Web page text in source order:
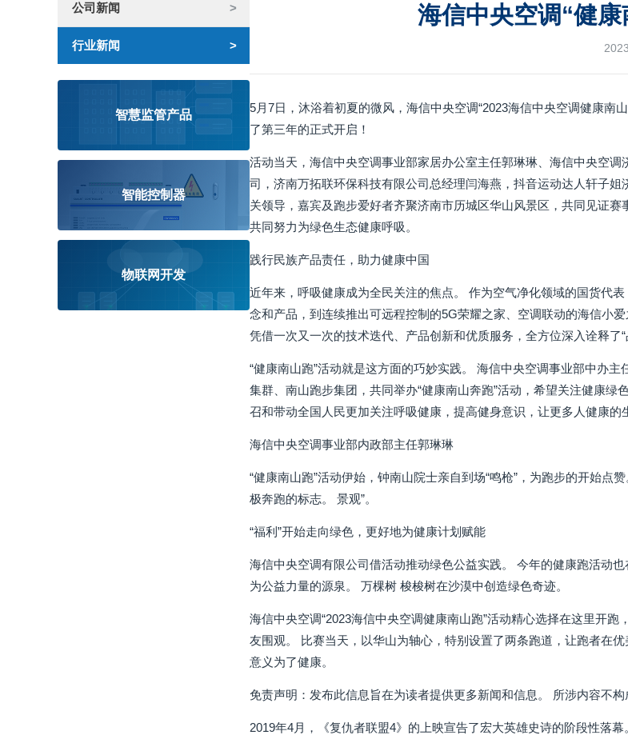
公司新闻
行业新闻
智慧监管产品
智能控制器
物联网开发
海信中央空调“健
5月7日，沐浴着初夏的微风，海信中央空调“2023海信中央空调健康南
了第三年的正式开启！
活动当天，海信中央空调事业部家居办公室主任郭琳琳、海信中央空
司，济南万拓联环保科技有限公司总经理闫海燕，抖音运动达人轩子
关领导，嘉宾及跑步爱好者齐聚济南市历城区华山风景区，共同见证
共同努力为绿色生态健康呼吸。
践行民族产品责任，助力健康中国
近年来，呼吸健康成为全民关注的焦点。 作为空气净化领域的国货代
念和产品，到连续推出可远程控制的5G荣耀之家、空调联动的海信小
凭借一次又一次的技术迭代、产品创新和优质服务，全方位深入诠释了“
“健康南山跑”活动就是这方面的巧妙实践。 海信中央空调事业部中办
集群、南山跑步集团，共同举办“健康南山奔跑”活动，希望关注健康
召和带动全国人民更加关注呼吸健康，提高健身意识，让更多人健康的
海信中央空调事业部内政部主任郭琳琳
“健康南山跑”活动伊始，钟南山院士亲自到场“鸣枪”，为跑步的开始
极奔跑的标志。 景观”。
“福利”开始走向绿色，更好地为健康计划赋能
海信中央空调有限公司借活动推动绿色公益实践。 今年的健康跑活动
为公益力量的源泉。 万棵树 梭梭树在沙漠中创造绿色奇迹。
海信中央空调“2023海信中央空调健康南山跑”活动精心选择在这里开
友围观。 比赛当天，以华山为轴心，特别设置了两条跑道，让跑者在
意义为了健康。
免责声明：发布此信息旨在为读者提供更多新闻和信息。 所涉内容不构
2019年4月，《复仇者联盟4》的上映宣告了宏大英雄史诗的阶段性落